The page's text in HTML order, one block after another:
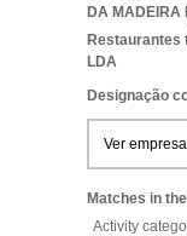
DA MADEIRA
Restaurantes
LDA
Designação
Ver empresa
Matches in
Activity